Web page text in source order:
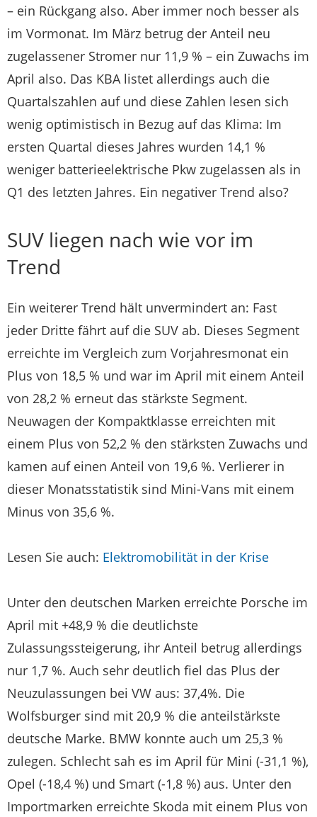
– ein Rückgang also. Aber immer noch besser als
im Vormonat. Im März betrug der Anteil neu
zugelassener Stromer nur 11,9 % – ein Zuwachs im
April also. Das KBA listet allerdings auch die
Quartalszahlen auf und diese Zahlen lesen sich
wenig optimistisch in Bezug auf das Klima: Im
ersten Quartal dieses Jahres wurden 14,1 %
weniger batterieelektrische Pkw zugelassen als in
Q1 des letzten Jahres. Ein negativer Trend also?
SUV liegen nach wie vor im
Trend
Ein weiterer Trend hält unvermindert an: Fast
jeder Dritte fährt auf die SUV ab. Dieses Segment
erreichte im Vergleich zum Vorjahresmonat ein
Plus von 18,5 % und war im April mit einem Anteil
von 28,2 % erneut das stärkste Segment.
Neuwagen der Kompaktklasse erreichten mit
einem Plus von 52,2 % den stärksten Zuwachs und
kamen auf einen Anteil von 19,6 %. Verlierer in
dieser Monatsstatistik sind Mini-Vans mit einem
Minus von 35,6 %.
Lesen Sie auch: Elektromobilität in der Krise
Unter den deutschen Marken erreichte Porsche im
April mit +48,9 % die deutlichste
Zulassungssteigerung, ihr Anteil betrug allerdings
nur 1,7 %. Auch sehr deutlich fiel das Plus der
Neuzulassungen bei VW aus: 37,4%. Die
Wolfsburger sind mit 20,9 % die anteilstärkste
deutsche Marke. BMW konnte auch um 25,3 %
zulegen. Schlecht sah es im April für Mini (-31,1 %),
Opel (-18,4 %) und Smart (-1,8 %) aus. Unter den
Importmarken erreichte Skoda mit einem Plus von